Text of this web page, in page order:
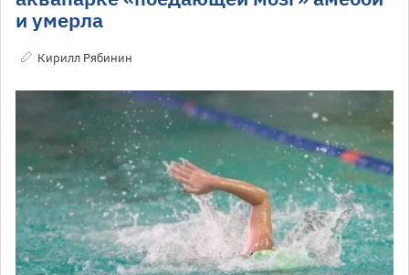
и умерла
Кирилл Рябинин